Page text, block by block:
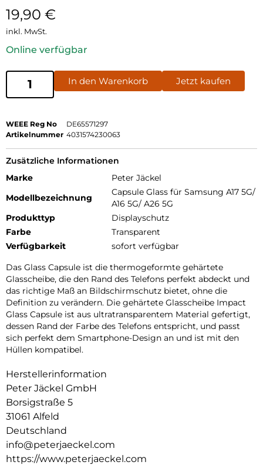
19,90 €
inkl. MwSt.
Online verfügbar
In den Warenkorb Jetzt kaufen
WEEE Reg No
DE65571297
Artikelnummer 4031574230063
Zusätzliche Informationen
Marke
Peter Jäckel
Modellbezeichnung
Capsule Glass für Samsung A17 5G/
A16 5G/ A26 5G
Produkttyp
Displayschutz
Farbe
Transparent
Verfügbarkeit
sofort verfügbar
Das Glass Capsule ist die thermogeformte gehärtete
Glasscheibe, die den Rand des Telefons perfekt abdeckt und
das richtige Maß an Bildschirmschutz bietet, ohne die
Definition zu verändern. Die gehärtete Glasscheibe Impact
Glass Capsule ist aus ultratransparentem Material gefertigt,
dessen Rand der Farbe des Telefons entspricht, und passt
sich perfekt dem Smartphone-Design an und ist mit den
Hüllen kompatibel.
Herstellerinformation
Peter Jäckel GmbH
Borsigstraße 5
31061 Alfeld
Deutschland
info@peterjaeckel.com
https://www.peterjaeckel.com